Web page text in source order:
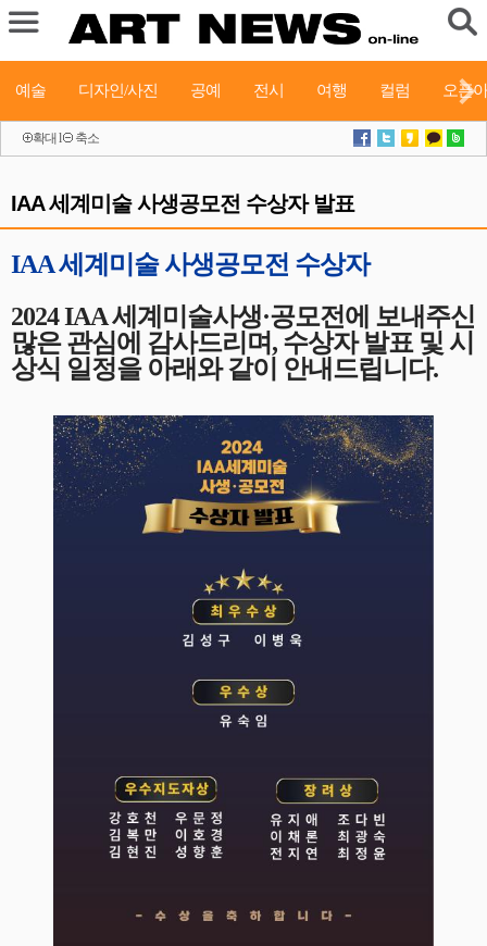
예술 디자인/사진 공예 전시 여행 컬럼 오픈
확대 l 축소
IAA 세계미술 사생공모전 수상자 발표
IAA 세계미술 사생공모전 수상자
2024 IAA 세계미술사생·공모전에 보내주신
많은 관심에 감사드리며, 수상자 발표 및 시
상식 일정을 아래와 같이 안내드립니다.